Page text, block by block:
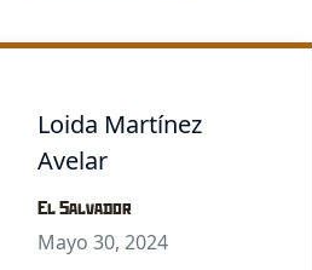
Loida Martínez
Avelar
El Salvador
Mayo 30, 2024